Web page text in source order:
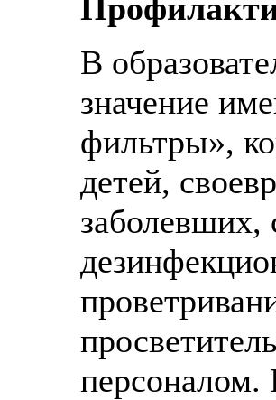
В
значение
фильтры»,
детей,
заболевших,
персоналом.